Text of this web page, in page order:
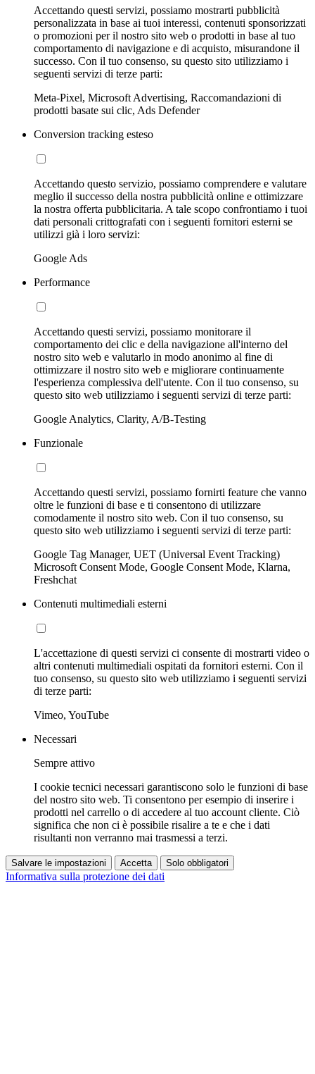
Accettando questi servizi, possiamo mostrarti pubblicità
personalizzata in base ai tuoi interessi, contenuti sponsorizzati
o promozioni per il nostro sito web o prodotti in base al tuo
comportamento di navigazione e di acquisto, misurandone il
successo. Con il tuo consenso, su questo sito utilizziamo i
seguenti servizi di terze parti:
Meta-Pixel, Microsoft Advertising, Raccomandazioni di
prodotti basate sui clic, Ads Defender
Conversion tracking esteso
Accettando questo servizio, possiamo comprendere e valutare
meglio il successo della nostra pubblicità online e ottimizzare
la nostra offerta pubblicitaria. A tale scopo confrontiamo i tuoi
dati personali crittografati con i seguenti fornitori esterni se
utilizzi già i loro servizi:
Google Ads
Performance
Accettando questi servizi, possiamo monitorare il
comportamento dei clic e della navigazione all'interno del
nostro sito web e valutarlo in modo anonimo al fine di
ottimizzare il nostro sito web e migliorare continuamente
l'esperienza complessiva dell'utente. Con il tuo consenso, su
questo sito web utilizziamo i seguenti servizi di terze parti:
Google Analytics, Clarity, A/B-Testing
Funzionale
Accettando questi servizi, possiamo fornirti feature che vanno
oltre le funzioni di base e ti consentono di utilizzare
comodamente il nostro sito web. Con il tuo consenso, su
questo sito web utilizziamo i seguenti servizi di terze parti:
Google Tag Manager, UET (Universal Event Tracking)
Microsoft Consent Mode, Google Consent Mode, Klarna,
Freshchat
Contenuti multimediali esterni
L'accettazione di questi servizi ci consente di mostrarti video o
altri contenuti multimediali ospitati da fornitori esterni. Con il
tuo consenso, su questo sito web utilizziamo i seguenti servizi
di terze parti:
Vimeo, YouTube
Necessari
Sempre attivo
I cookie tecnici necessari garantiscono solo le funzioni di base
del nostro sito web. Ti consentono per esempio di inserire i
prodotti nel carrello o di accedere al tuo account cliente. Ciò
significa che non ci è possibile risalire a te e che i dati
risultanti non verranno mai trasmessi a terzi.
Salvare le impostazioni Accetta Solo obbligatori
Informativa sulla protezione dei dati